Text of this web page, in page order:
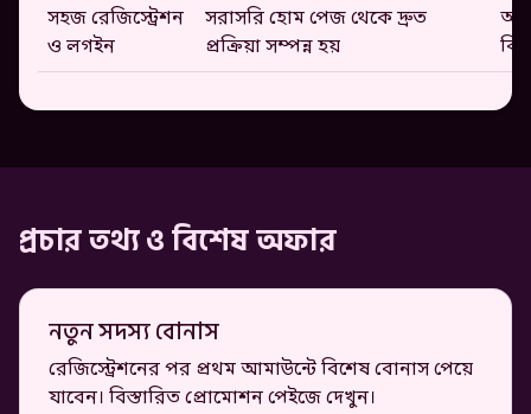
সহজ রেজিস্ট্রেশন
ও লগইন
সরাসরি হোম পেজ থেকে দ্রুত
প্রক্রিয়া সম্পন্ন হয়
প্রচার তথ্য ও বিশেষ অফার
নতুন সদস্য বোনাস
রেজিস্ট্রেশনের পর প্রথম আমাউন্টে বিশেষ বোনাস পেয়ে
যাবেন। বিস্তারিত প্রোমোশন পেইজে দেখুন।